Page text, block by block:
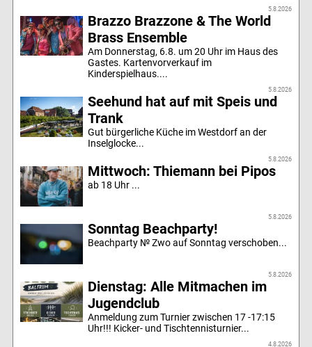
5.8.2026
Brazzo Brazzone & The World
Brass Ensemble
Am Donnerstag, 6.8. um 20 Uhr im Haus des
Gastes. Kartenvorverkauf im
Kinderspielhaus....
5.8.2026
Seehund hat auf mit Speis und
Trank
Gut bürgerliche Küche im Westdorf an der
Inselglocke...
5.8.2026
Mittwoch: Thiemann bei Pipos
ab 18 Uhr ...
5.8.2026
Sonntag Beachparty!
Beachparty № Zwo auf Sonntag verschoben...
5.8.2026
Dienstag: Alle Mitmachen im
Jugendclub
Anmeldung zum Turnier zwischen 17 -17:15
Uhr!!! Kicker- und Tischtennisturnier...
4.8.2026